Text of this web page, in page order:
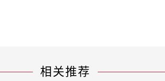
相关推荐